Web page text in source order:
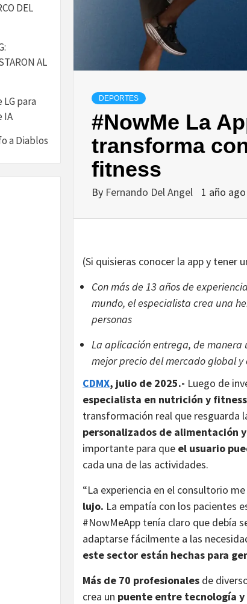
DEPORTES
#NowMe La
transforma
fitness
By Fernando Del Angel 1 año ago
(Si quisieras conocer la app y tener
Con más de 13 años de
mundo, el especialista crea una
personas
La aplicaciónentrega, de manera
mejor precio del mercado global y
CDMX, julio de 2025.- Luego de
especialista en nutrición y fitness
transformación real que resguarda
personalizados de alimentación
importante para que el usuario
cada una de las actividades.
“La experiencia en el consultorio
lujo. La empatía con los pacientes
#NowMeApp tenía claro que debía
adaptarse fácilmente a las
este sector están hechas para
Más de 70 profesionales de
crea un puente entre tecnología y
DEL
AL
para
IA
a Diablos